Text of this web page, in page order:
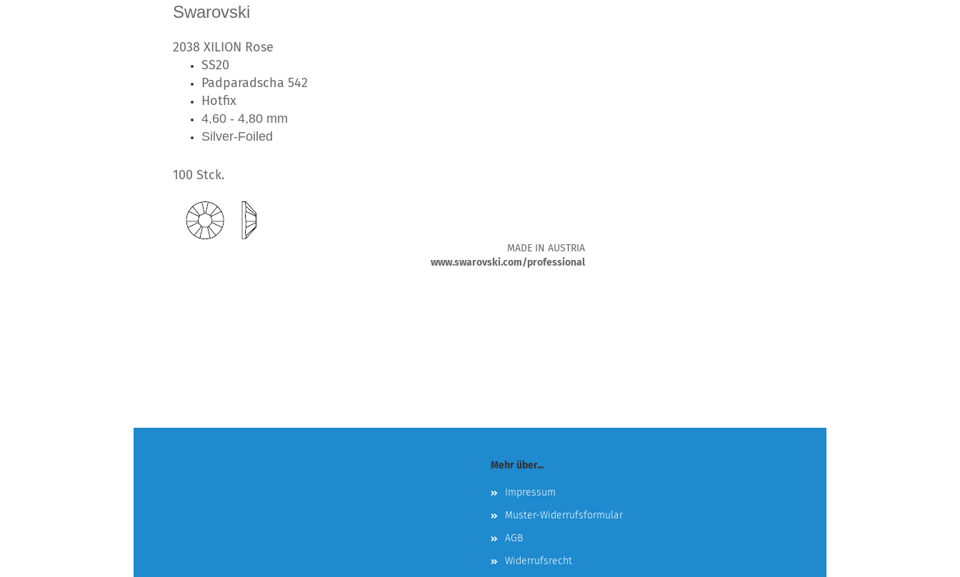
Swarovski
2038 XILION Rose
SS20
Padparadscha 542
Hotfix
4,60 - 4,80 mm
Silver-Foiled
100 Stck.
MADE IN AUSTRIA
www.swarovski.com/professional
Mehr über...
Impressum
Muster-Widerrufsformular
AGB
Widerrufsrecht